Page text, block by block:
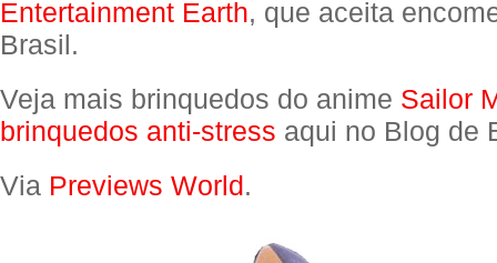
Entertainment Earth, que aceita
Brasil.
Veja mais brinquedos do anime Sailor
brinquedos anti-stress aqui no Blog de
Via Previews World.